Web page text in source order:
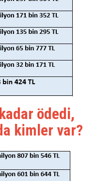
ödedi,
kimler var?